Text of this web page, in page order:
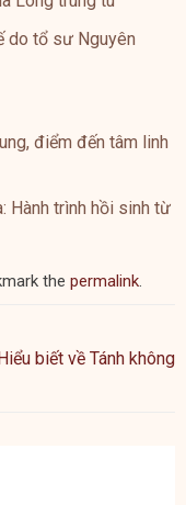
do tổ sư Nguyên
điểm đến tâm linh
Hành trình hồi sinh từ
the permalink.
biết về Tánh không